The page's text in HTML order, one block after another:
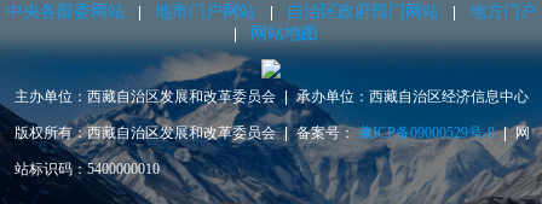
中央各部委网站 地市门户网站 自治区政府部门网站
地方门户
网站地图
主办单位：西藏自治区发展和改革委员会 承办单位：西藏自治区经济信息中心
版权所有：西藏自治区发展和改革委员会 备案号：藏ICP备09000529号-8 网
站标识码：5400000010